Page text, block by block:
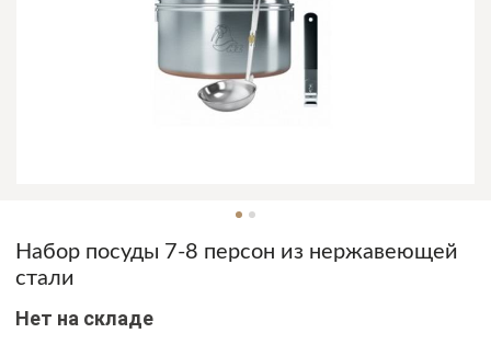
Набор посуды 7-8 персон из нержавеющей
стали
Нет на складе